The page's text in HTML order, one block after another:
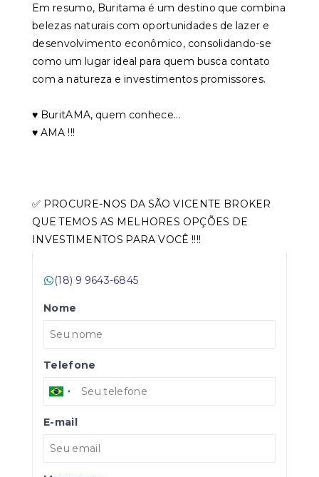
Em resumo, Buritama é um destino que combina
belezas naturais com oportunidades de lazer e
desenvolvimento econômico, consolidando-se
como um lugar ideal para quem busca contato
com a natureza e investimentos promissores.
♥️ BuritAMA, quem conhece...
♥️ AMA !!!
✅ PROCURE-NOS DA SÃO VICENTE BROKER
QUE TEMOS AS MELHORES OPÇÕES DE
INVESTIMENTOS PARA VOCÊ !!!!
(18) 9 9643-6845
Nome
Telefone
E-mail